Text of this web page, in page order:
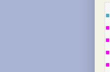
■
■
■
■
■